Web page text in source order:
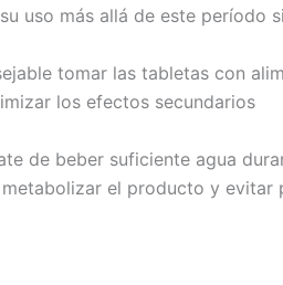
uso más allá de este período
tomar las tabletas con
los efectos secundarios
de beber suficiente agua
el producto y evitar